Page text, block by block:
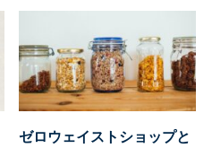
ゼロウェイストショップと